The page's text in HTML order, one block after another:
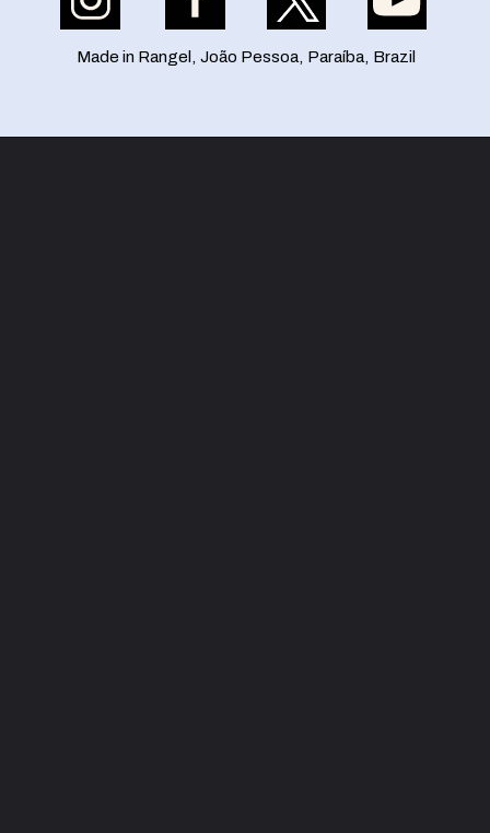
Made in Rangel, João Pessoa, Paraíba, Brazil